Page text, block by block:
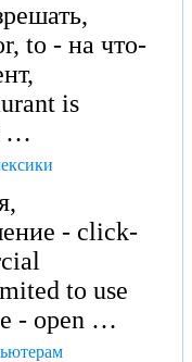
to - на что-
is
…
- click-
to use
- open …